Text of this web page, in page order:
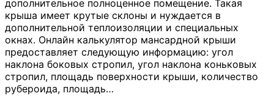
дополнительное полноценное помещение. Такая
крыша имеет крутые склоны и нуждается в
дополнительной теплоизоляции и специальных
окнах. Онлайн калькулятор мансардной крыши
предоставляет следующую информацию: угол
наклона боковых стропил, угол наклона коньковых
стропил, площадь поверхности крыши, количество
рубероида, площадь…